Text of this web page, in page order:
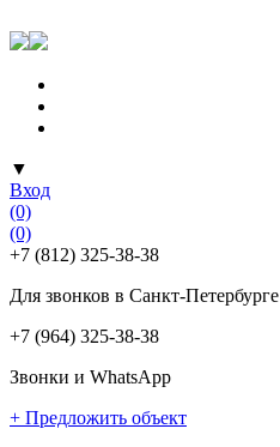
▼
Вход
(0)
(0)
+7 (812) 325-38-38
Для звонков в Санкт-Петербурге
+7 (964) 325-38-38
Звонки и WhatsApp
+ Предложить объект